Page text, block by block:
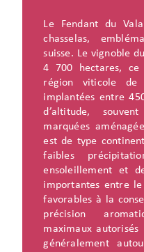
Le Fendant du
chasselas,
suisse. Le vignoble
4 700 hectares,
région viticole de
implantées entre
d’altitude,
marquées
est de type
faibles
ensoleillement et
importantes entre
favorables à la
précision
maximaux
généralement